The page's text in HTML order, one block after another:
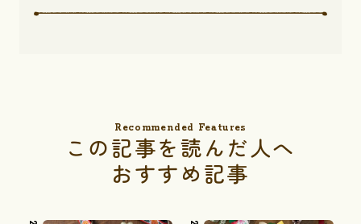
Recommended Features
この記事を読んだ人へ
おすすめ記事